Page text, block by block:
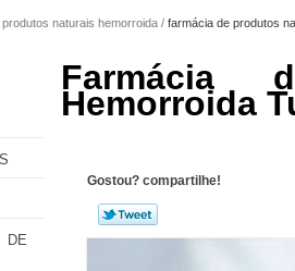
produtos naturais hemorroida farmácia de produtos
Farmácia
Hemorroida
Gostou? compartilhe!